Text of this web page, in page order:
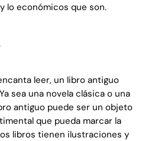
lo económicos que son.
leer, un libro antiguo
sea una novela clásica o una
antiguo puede ser un objeto
que pueda marcar la
libros tienen ilustraciones y